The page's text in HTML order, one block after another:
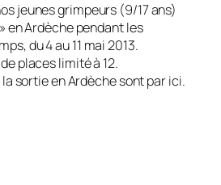
jeunes grimpeurs (9/17 ans)
en Ardèche pendant les
du 4 au 11 mai 2013.
places limité à 12.
sortie en Ardèche sont par ici.